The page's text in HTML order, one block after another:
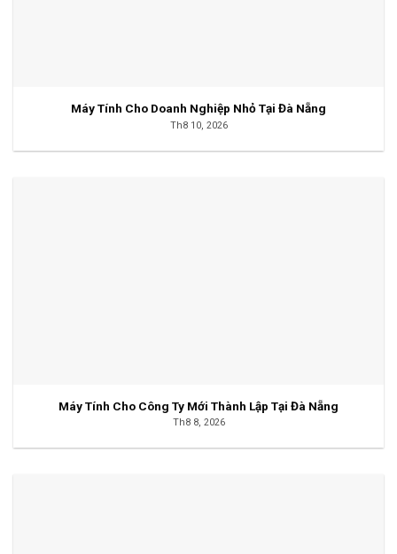
Máy Tính Cho Doanh Nghiệp Nhỏ Tại Đà Nẵng
Th8 10, 2026
Máy Tính Cho Công Ty Mới Thành Lập Tại Đà Nẵng
Th8 8, 2026